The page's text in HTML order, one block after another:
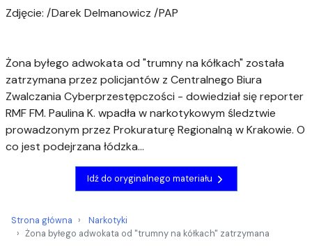
Zdjęcie: /Darek Delmanowicz /PAP
Żona byłego adwokata od "trumny na kółkach" została
zatrzymana przez policjantów z Centralnego Biura
Zwalczania Cyberprzestępczości - dowiedział się reporter
RMF FM. Paulina K. wpadła w narkotykowym śledztwie
prowadzonym przez Prokuraturę Regionalną w Krakowie. O
co jest podejrzana łódzka...
Idź do oryginalnego materiału
Strona główna
Narkotyki
Żona byłego adwokata od "trumny na kółkach" zatrzymana